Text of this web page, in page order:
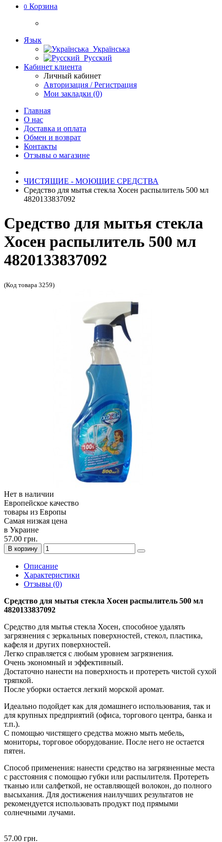
0 Корзина
Язык
Українська
Русский
Кабинет клиента
Личный кабинет
Авторизация / Регистрация
Мои закладки (0)
Главная
О нас
Доставка и оплата
Обмен и возврат
Контакты
Отзывы о магазине
ЧИСТЯЩИЕ - МОЮЩИЕ СРЕДСТВА
Средство для мытья стекла Хосен распылитель 500 мл
4820133837092
Средство для мытья стекла
Хосен распылитель 500 мл
4820133837092
(Код товара 3259)
Нет в наличии
Европейское качество
товары из Европы
Самая низкая цена
в Украине
57.00 грн.
В корзину
Описание
Характеристики
Отзывы (0)
Средство для мытья стекла Хосен распылитель 500 мл
4820133837092
Средство для мытья стекла Хосен, способное удалять
загрязнения с зеркальных поверхностей, стекол, пластика,
кафеля и других поверхностей.
Легко справляется с любым уровнем загрязнения.
Очень экономный и эффективный.
Достаточно нанести на поверхность и протереть чистой сухой
тряпкой.
После уборки остается легкий морской аромат.
Идеально подойдет как для домашнего использования, так и
для крупных предприятий (офиса, торгового центра, банка и
т.п.).
С помощью чистящего средства можно мыть мебель,
мониторы, торговое оборудование. После него не остается
пятен.
Способ применения: нанести средство на загрязненные места
с расстояния с помощью губки или распылителя. Протереть
тканью или салфеткой, не оставляющей волокон, до полного
высыхания. Для достижения наилучших результатов не
рекомендуется использовать продукт под прямыми
солнечными лучами.
57.00 грн.